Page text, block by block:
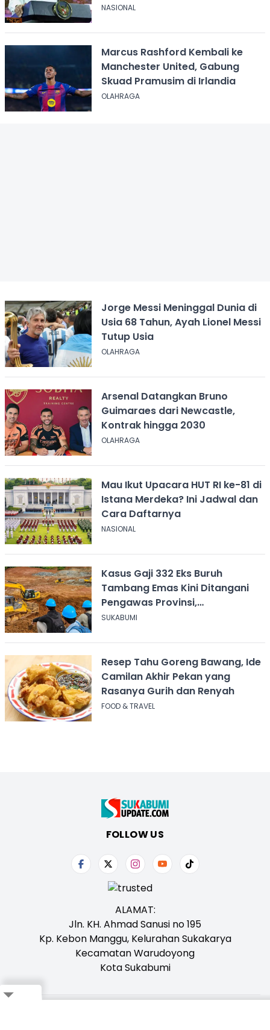
NASIONAL
Marcus Rashford Kembali ke
Manchester United, Gabung
Skuad Pramusim di Irlandia
OLAHRAGA
Jorge Messi Meninggal Dunia di
Usia 68 Tahun, Ayah Lionel Messi
Tutup Usia
OLAHRAGA
Arsenal Datangkan Bruno
Guimaraes dari Newcastle,
Kontrak hingga 2030
OLAHRAGA
Mau Ikut Upacara HUT RI ke-81 di
Istana Merdeka? Ini Jadwal dan
Cara Daftarnya
NASIONAL
Kasus Gaji 332 Eks Buruh
Tambang Emas Kini Ditangani
Pengawas Provinsi,
Disnakertrans Sukabumi Terus
SUKABUMI
Resep Tahu Goreng Bawang, Ide
Camilan Akhir Pekan yang
Rasanya Gurih dan Renyah
FOOD & TRAVEL
FOLLOW US
ALAMAT:
Jln. KH. Ahmad Sanusi no 195
Kp. Kebon Manggu, Kelurahan Sukakarya
Kecamatan Warudoyong
Kota Sukabumi